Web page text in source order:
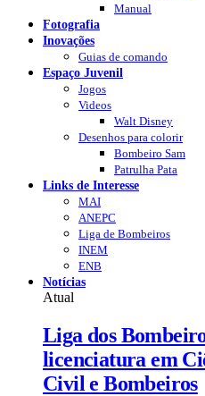
Manual
Fotografia
Inovações
Guias de comando
Espaço Juvenil
Jogos
Videos
Walt Disney
Desenhos para colorir
Bombeiro Sam
Patrulha Pata
Links de Interesse
MAI
ANEPC
Liga de Bombeiros
INEM
ENB
Notícias
Atual
Liga dos
licenciatura em
Civil e Bombeiros